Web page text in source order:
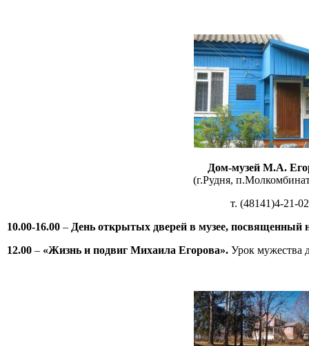
Дом-музей М.А.
(г.Рудня,
т. (48141)4-21-02
10.00-16.00 – День открытых дверей в музее, посвященный
12.00 – «Жизнь и подвиг Михаила Егорова». Урок мужества